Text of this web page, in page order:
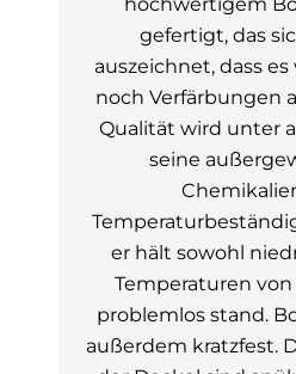
gefertigt, das
auszeichnet, dass
noch Verfärbungen
Qualität wird unter
seine
er hält sowohl
Temperaturen von
problemlos stand.
außerdem kratzfest.